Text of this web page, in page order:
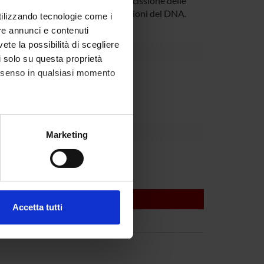
tecnologie come i
annunci e contenuti
la possibilità di scegliere
su questa proprietà
in qualsiasi momento
metro,Marketing
Accetta tutti
riparare queste piccole alterazioni del DNA.
Fracasso